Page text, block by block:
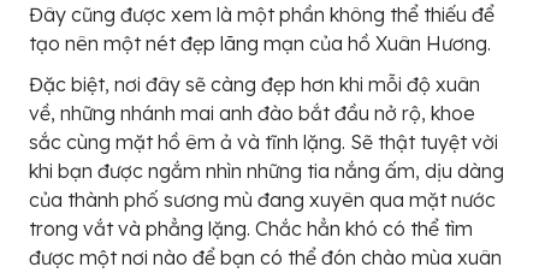
Đây cũng được xem là một phần không thể thiếu để
tạo nên một nét đẹp lãng mạn của hồ Xuân Hương.
Đặc biệt, nơi đây sẽ càng đẹp hơn khi mỗi độ xuân
về, những nhánh mai anh đào bắt đầu nở rộ, khoe
sắc cùng mặt hồ êm ả và tĩnh lặng. Sẽ thật tuyệt vời
khi bạn được ngắm nhìn những tia nắng ấm, dịu dàng
của thành phố sương mù đang xuyên qua mặt nước
trong vắt và phẳng lặng. Chắc hẳn khó có thể tìm
được một nơi nào để bạn có thể đón chào mùa xuân